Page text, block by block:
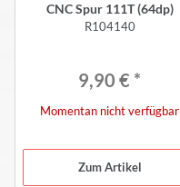
CNC Spur 111T (64dp)
R104140
9,90 € *
Momentan nicht verfügbar
Zum Artikel